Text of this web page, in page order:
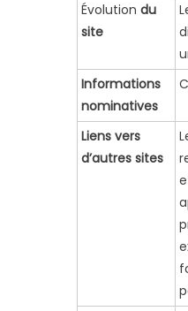
Évolution du
site
Informations
nominatives
Liens vers
d’autres sites